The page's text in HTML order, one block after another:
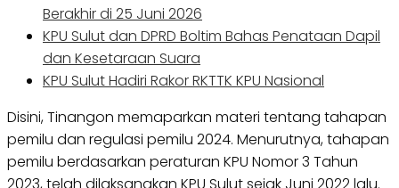
Berakhir di 25 Juni 2026
KPU Sulut dan DPRD Boltim Bahas Penataan Dapil
dan Kesetaraan Suara
KPU Sulut Hadiri Rakor RKTTK KPU Nasional
Disini, Tinangon memaparkan materi tentang tahapan
pemilu dan regulasi pemilu 2024. Menurutnya, tahapan
pemilu berdasarkan peraturan KPU Nomor 3 Tahun